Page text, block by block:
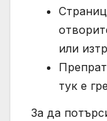
или
тук е
За да